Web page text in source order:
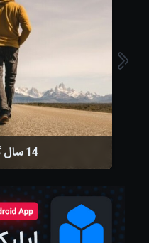
14 سال گذشت
1404/09/19